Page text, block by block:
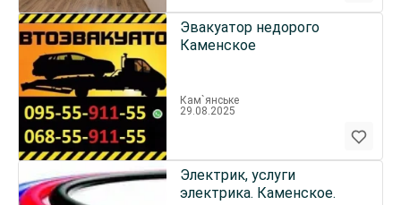
Эвакуатор недорого
Каменское
Кам`янське
29.08.2025
Электрик, услуги
электрика. Каменское.